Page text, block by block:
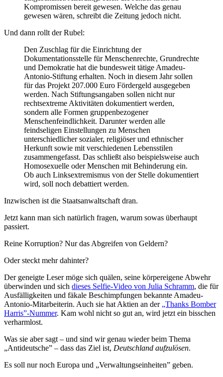
Kompromissen bereit gewesen. Welche das genau
gewesen wären, schreibt die Zeitung jedoch nicht.
Und dann rollt der Rubel:
Den Zuschlag für die Einrichtung der
Dokumentationsstelle für Menschenrechte, Grundrechte
und Demokratie hat die bundesweit tätige Amadeu-
Antonio-Stiftung erhalten. Noch in diesem Jahr sollen
für das Projekt 207.000 Euro Fördergeld ausgegeben
werden. Nach Stiftungsangaben sollen nicht nur
rechtsextreme Aktivitäten dokumentiert werden,
sondern alle Formen gruppenbezogener
Menschenfeindlichkeit. Darunter werden alle
feindseligen Einstellungen zu Menschen
unterschiedlicher sozialer, religiöser und ethnischer
Herkunft sowie mit verschiedenen Lebensstilen
zusammengefasst. Das schließt also beispielsweise auch
Homosexuelle oder Menschen mit Behinderung ein.
Ob auch Linksextremismus von der Stelle dokumentiert
wird, soll noch debattiert werden.
Inzwischen ist die Staatsanwaltschaft dran.
Jetzt kann man sich natürlich fragen, warum sowas überhaupt
passiert.
Reine Korruption? Nur das Abgreifen von Geldern?
Oder steckt mehr dahinter?
Der geneigte Leser möge sich quälen, seine körpereigene Abwehr
überwinden und sich dieses Selfie-Video von Julia Schramm, die für
Ausfälligkeiten und fäkale Beschimpfungen bekannte Amadeu-
Antonio-Mitarbeiterin. Auch sie hat Aktien an der „Thanks Bomber
Harris”-Nummer. Kam wohl nicht so gut an, wird jetzt ein bisschen
verharmlost.
Was sie aber sagt – und sind wir genau wieder beim Thema
„Antideutsche” – dass das Ziel ist, Deutschland aufzulösen.
Es soll nur noch Europa und „Verwaltungseinheiten” geben.